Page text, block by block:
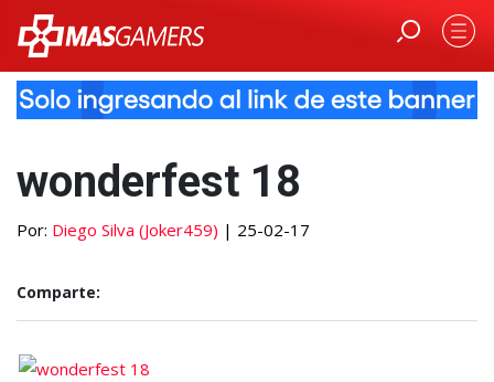
wonderfest 18
Por: Diego Silva (Joker459) | 25-02-17
Comparte: